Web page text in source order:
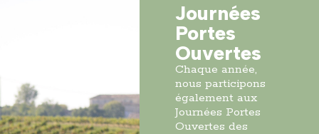
Journées
Portes
Ouvertes
Chaque année,
nous participons
également aux
Journées Portes
Ouvertes des